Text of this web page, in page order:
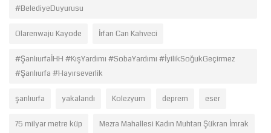
#BelediyeDuyurusu
Olarenwaju Kayode İrfan Can Kahveci
#ŞanlıurfaİHH #KışYardımı #SobaYardımı #İyilikSoğukGeçirmez
#Şanlıurfa #Hayırseverlik
şanlıurfa yakalandı Kolezyum deprem eser
75 milyar metre küp Mezra Mahallesi Kadın Muhtarı Şükran İmrak